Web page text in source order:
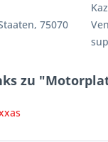
75070
zu